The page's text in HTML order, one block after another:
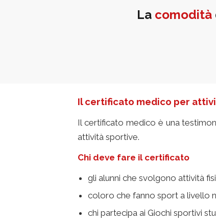
La comodità
Il certificato medico per
Il certificato medico è una
attività sportive.
Chi deve fare il certificato
gli alunni che svolgono attività
coloro che fanno sport a livello
chi partecipa ai Giochi sportivi